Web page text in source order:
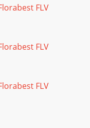
d’utilisation
hen Sie
FLV
FLV
FLV